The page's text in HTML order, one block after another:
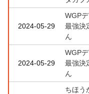
2024-05-29
WGP
最強決
ん
2024-05-29
WGP
最強決
ん
ちほう